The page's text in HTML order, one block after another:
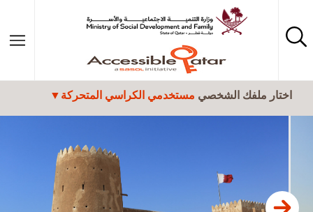
تجاوز إلى المحتوى الرئيسي
اختار ملفك الشخصي مستخدمي الكراسي المتحركة